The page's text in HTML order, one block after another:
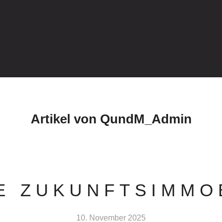
Artikel von QundM_Admin
10. November 2025